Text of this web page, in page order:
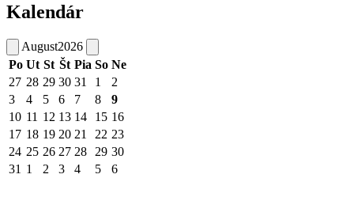
Kalendár
August2026
Po Ut St Št Pia So Ne
27 28 29 30 31 1
2
3
4 5 6 7 8
9
10 11 12 13 14 15 16
17 18 19 20 21 22 23
24 25 26 27 28 29 30
31 1 2 3 4 5 6